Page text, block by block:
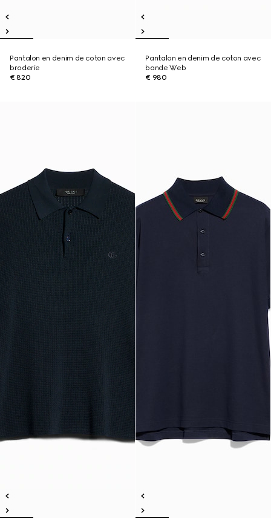
Pantalon en denim de coton avec
broderie
€ 820
Pantalon en denim de coton avec
bande Web
€ 980